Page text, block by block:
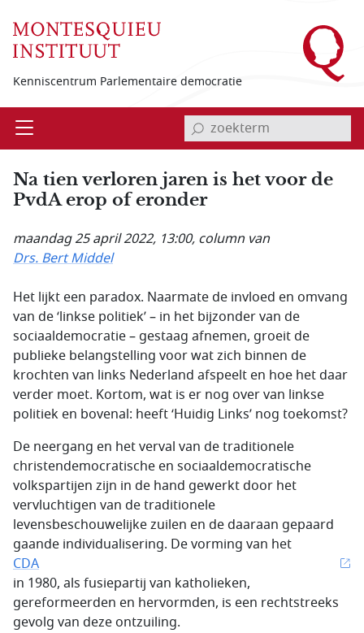
Kenniscentrum Parlementaire democratie
Open invoerveld zoekterm
Na tien verloren jaren is het voor de
PvdA erop of eronder
maandag 25 april 2022, 13:00, column van
Drs. Bert Middel
Het lijkt een paradox. Naarmate de invloed en omvang
van de ‘linkse politiek’ – in het bijzonder van de
sociaaldemocratie – gestaag afnemen, groeit de
publieke belangstelling voor wat zich binnen de
krochten van links Nederland afspeelt en hoe het daar
verder moet. Kortom, wat is er nog over van linkse
politiek en bovenal: heeft ‘Huidig Links’ nog toekomst?
De neergang en het verval van de traditionele
christendemocratische en sociaaldemocratische
volkspartijen zijn in de hand gewerkt door het
vervluchtigen van de traditionele
levensbeschouwelijke zuilen en de daaraan gepaard
gaande individualisering. De vorming van het
CDA
in 1980, als fusiepartij van katholieken,
gereformeerden en hervormden, is een rechtstreeks
gevolg van deze ontzuiling.